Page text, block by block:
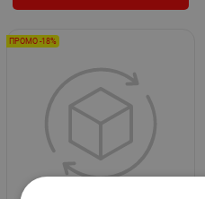
ПРОМО -18%